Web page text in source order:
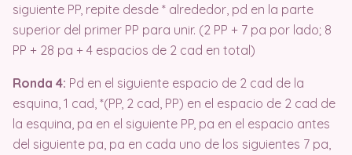
siguiente PP, repite desde * alrededor, pd en la parte
superior del primer PP para unir. (2 PP + 7 pa por lado; 8
PP + 28 pa + 4 espacios de 2 cad en total)
Ronda 4: Pd en el siguiente espacio de 2 cad de la
esquina, 1 cad, *(PP, 2 cad, PP) en el espacio de 2 cad de
la esquina, pa en el siguiente PP, pa en el espacio antes
del siguiente pa, pa en cada uno de los siguientes 7 pa,